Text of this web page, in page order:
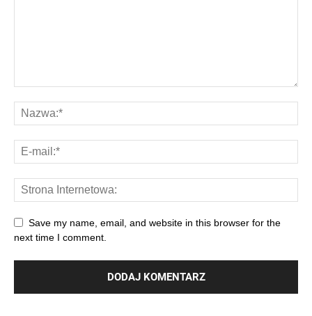
Save my name, email, and website in this browser for the
next time I comment.